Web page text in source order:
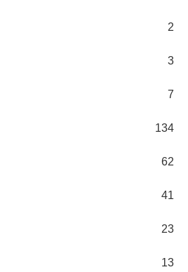
2
3
7
134
62
41
23
13